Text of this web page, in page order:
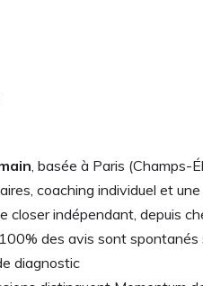
, basée à Paris (Champs-
coaching individuel et
closer indépendant, depuis
des avis sont spontanés
diagnostic